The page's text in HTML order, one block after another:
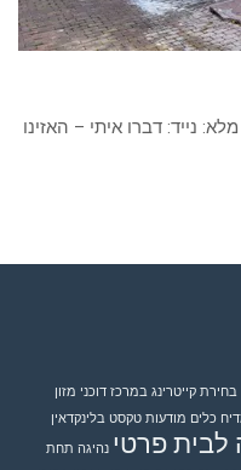
נייד: דברו איתי – האזינו
בחירת קייטרינג במרכז דוכני מזון
כלים מודעות טקסט בלינקדאין
לבית פרטי נהיגה תחת